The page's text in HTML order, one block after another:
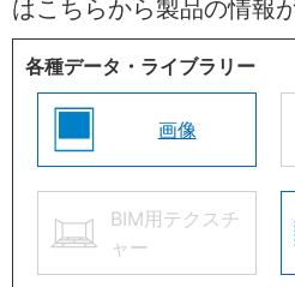
はこちらから製品の情報
各種データ・ライブラリー
画像
BIM用テクスチ
ャー